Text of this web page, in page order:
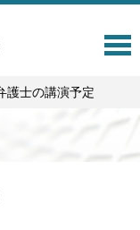
T
護士の講演予定